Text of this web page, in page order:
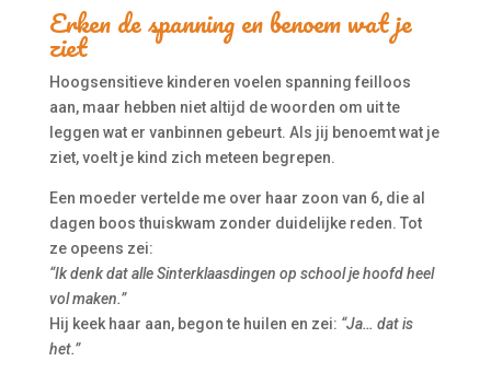
Erken de spanning en benoem wat je
ziet
Hoogsensitieve kinderen voelen spanning feilloos
aan, maar hebben niet altijd de woorden om uit te
leggen wat er vanbinnen gebeurt. Als jij benoemt wat je
ziet, voelt je kind zich meteen begrepen.
Een moeder vertelde me over haar zoon van 6, die al
dagen boos thuiskwam zonder duidelijke reden. Tot
ze opeens zei:
“Ik denk dat alle Sinterklaasdingen op school je hoofd heel
vol maken.”
Hij keek haar aan, begon te huilen en zei: “Ja… dat is
het.”